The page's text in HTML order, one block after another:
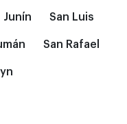
Junín San Luis
San Rafael